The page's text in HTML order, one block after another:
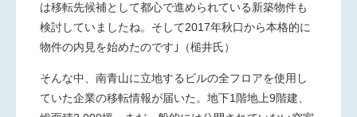
は移転先候補として都心で進められている新築物件も
検討していましたね。そして2017年秋口から本格的に
物件の内見を始めたのです｣（槌井氏）
そんな中、南青山に立地するビルの全フロアを使用し
ていた企業の移転情報が届いた。地下1階地上9階建、